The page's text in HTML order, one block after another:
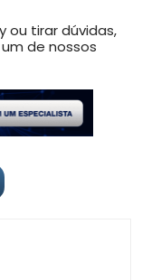
ou tirar dúvidas,
de nossos